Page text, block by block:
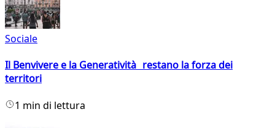
Sociale
Il Benvivere e la Generatività restano la forza dei
territori
1 min di lettura